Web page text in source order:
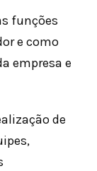
funções
e como
empresa e
de